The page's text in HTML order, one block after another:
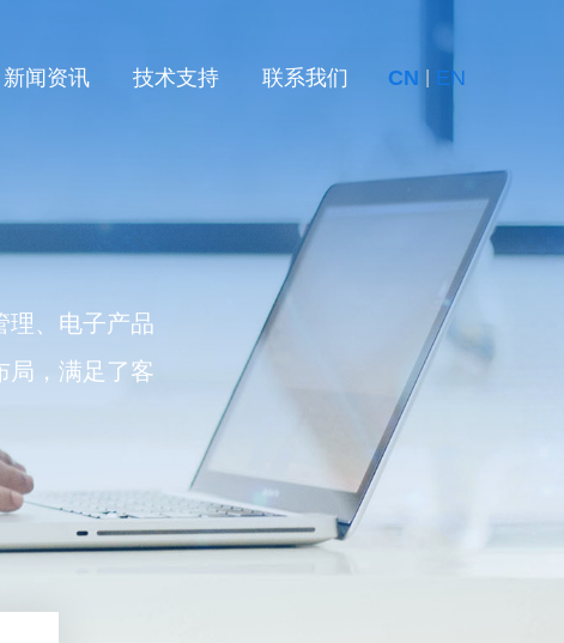
新闻资讯 技术支持 联系我们 CN EN
理、电子产品
局，满足了客